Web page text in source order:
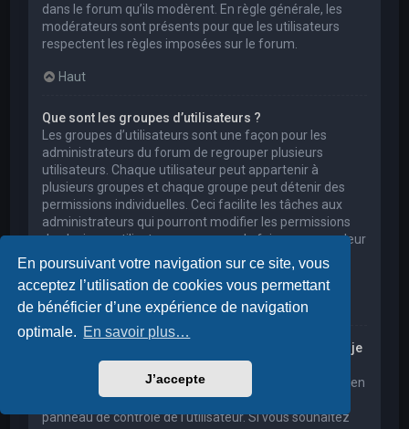
En poursuivant votre navigation sur ce site, vous
acceptez l’utilisation de cookies vous permettant
de bénéficier d’une expérience de navigation
optimale. En savoir plus…
J’accepte
dans le forum qu’ils modèrent. En règle générale, les
modérateurs sont présents pour que les utilisateurs
respectent les règles imposées sur le forum.
Haut
Que sont les groupes d’utilisateurs ?
Les groupes d’utilisateurs sont une façon pour les
administrateurs du forum de regrouper plusieurs
utilisateurs. Chaque utilisateur peut appartenir à
plusieurs groupes et chaque groupe peut détenir des
permissions individuelles. Ceci facilite les tâches aux
administrateurs qui pourront modifier les permissions
de plusieurs utilisateurs en une seule fois, ou encore leur
accorder des pouvoirs de modération, ou bien leur
donner accès à un forum privé.
Haut
Où sont les groupes d’utilisateurs et comment puis-je
en rejoindre un ?
Vous pouvez consulter tous les groupes d’utilisateurs en
cliquant sur le lien « Groupes d’utilisateurs » depuis le
panneau de contrôle de l’utilisateur. Si vous souhaitez